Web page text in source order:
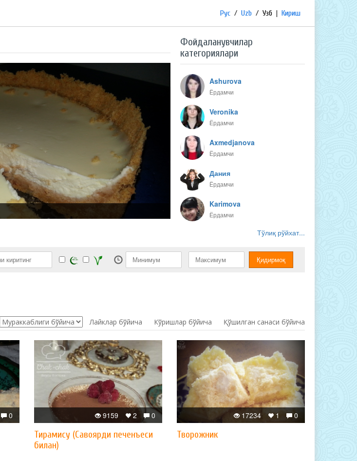
Рус / Uzb / Узб | Кириш
Фойдаланувчилар
категориялари
Ashurova
Ёрдамчи
Veronika
Ёрдамчи
Axmedjanova
Ёрдамчи
Дания
Ёрдамчи
Karimova
Ёрдамчи
Тўлиқ рўйхат...
Лайклар бўйича Кўришлар бўйича Қўшилган санаси бўйича
0 0
2
9159
Тирамису (Савоярди печенъеси
билан)
0
1
17234
Творожник